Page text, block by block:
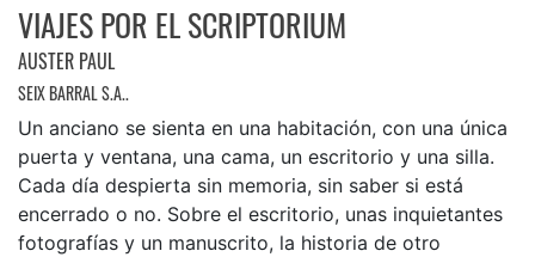
VIAJES POR EL SCRIPTORIUM
AUSTER PAUL
SEIX BARRAL S.A..
Un anciano se sienta en una habitación, con una única
puerta y ventana, una cama, un escritorio y una silla.
Cada día despierta sin memoria, sin saber si está
encerrado o no. Sobre el escritorio, unas inquietantes
fotografías y un manuscrito, la historia de otro